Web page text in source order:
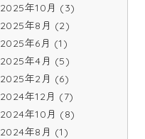
2025年10月 (3)
2025年8月 (2)
2025年6月 (1)
2025年4月 (5)
2025年2月 (6)
2024年12月 (7)
2024年10月 (8)
2024年8月 (1)